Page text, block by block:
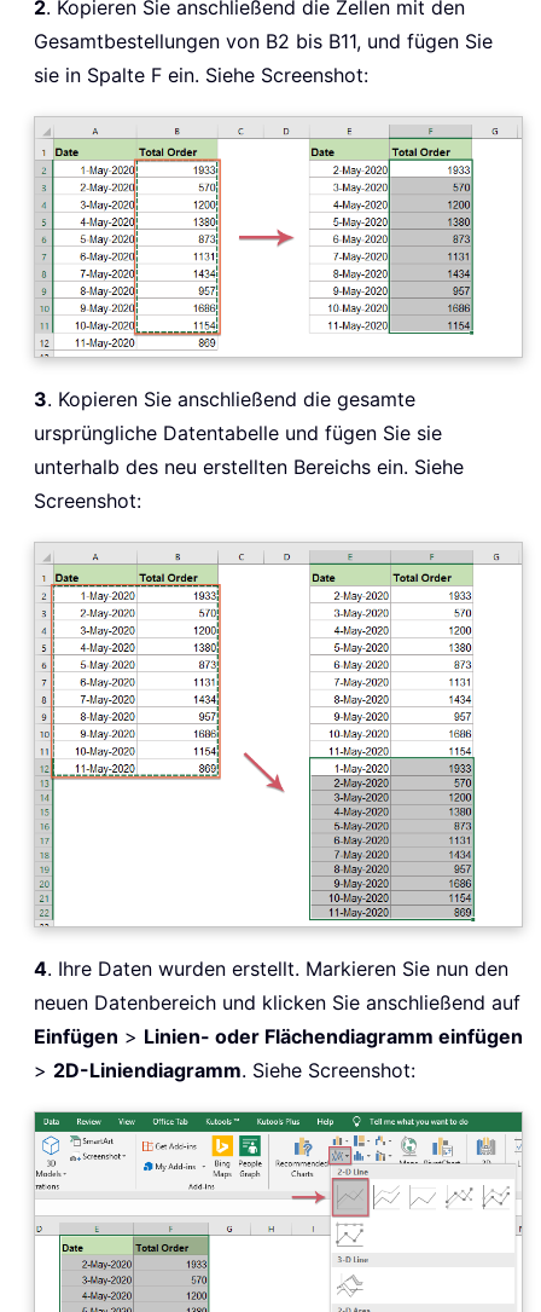
2. Kopieren Sie anschließend die Zellen mit den
Gesamtbestellungen von B2 bis B11, und fügen Sie
sie in Spalte F ein. Siehe Screenshot:
3. Kopieren Sie anschließend die gesamte
ursprüngliche Datentabelle und fügen Sie sie
unterhalb des neu erstellten Bereichs ein. Siehe
Screenshot:
4. Ihre Daten wurden erstellt. Markieren Sie nun den
neuen Datenbereich und klicken Sie anschließend auf
Einfügen > Linien- oder Flächendiagramm einfügen
> 2D-Liniendiagramm. Siehe Screenshot: